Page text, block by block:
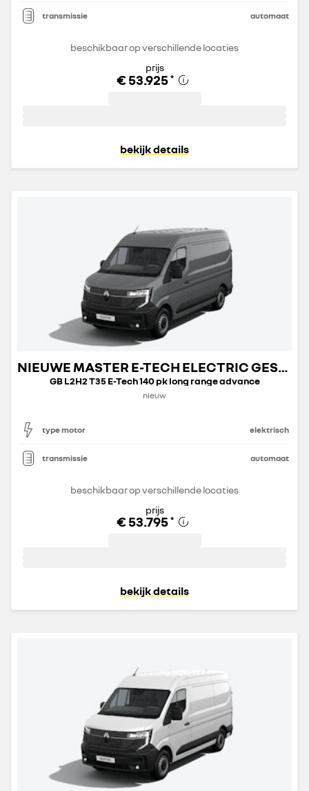
transmissie automaat
beschikbaar op verschillende locaties
prijs
€ 53.925 *
bekijk details
NIEUWE MASTER E-TECH ELECTRIC GESLOTEN TRANSPORT
GB L2H2 T35 E-Tech 140 pk long range advance
nieuw
type motor elektrisch
transmissie automaat
beschikbaar op verschillende locaties
prijs
€ 53.795 *
bekijk details